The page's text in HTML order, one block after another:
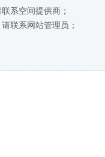
系空间提供商；
联系网站管理员；